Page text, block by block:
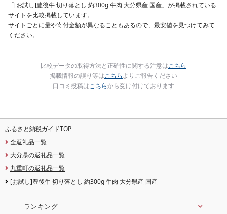
「[お試し]豊後牛 切り落とし 約300g 牛肉 大分県産 国産」が掲載されている
サイトを比較掲載しています。
サイトごとに量や寄付金額が異なることもあるので、最安値を見つけてみて
ください。
比較データの取得方法と正確性に関する注意はこちら
掲載情報の誤り等はこちらよりご報告ください
口コミ投稿はこちらから受け付けております
ふるさと納税ガイドTOP
全返礼品一覧
大分県の返礼品一覧
九重町の返礼品一覧
[お試し]豊後牛 切り落とし 約300g 牛肉 大分県産 国産
ランキング